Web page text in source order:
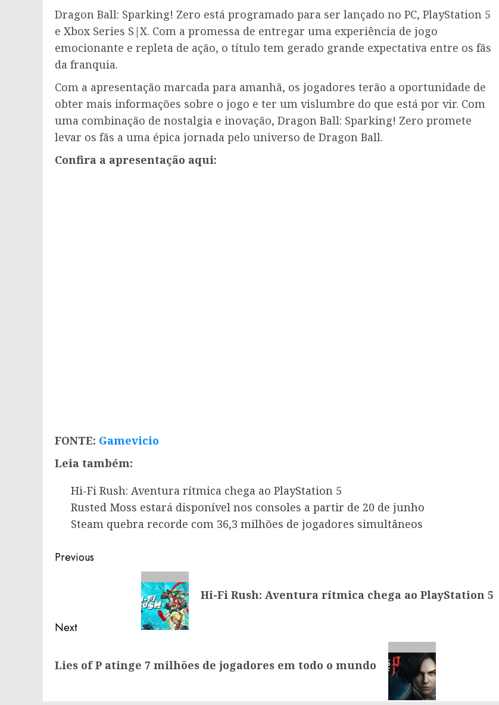
Dragon Ball: Sparking! Zero está programado para ser lançado no PC, PlayStation 5
e Xbox Series S|X. Com a promessa de entregar uma experiência de jogo
emocionante e repleta de ação, o título tem gerado grande expectativa entre os fãs
da franquia.
Com a apresentação marcada para amanhã, os jogadores terão a oportunidade de
obter mais informações sobre o jogo e ter um vislumbre do que está por vir. Com
uma combinação de nostalgia e inovação, Dragon Ball: Sparking! Zero promete
levar os fãs a uma épica jornada pelo universo de Dragon Ball.
Confira a apresentação aqui:
FONTE: Gamevicio
Leia também:
Hi-Fi Rush: Aventura rítmica chega ao PlayStation 5
Rusted Moss estará disponível nos consoles a partir de 20 de junho
Steam quebra recorde com 36,3 milhões de jogadores simultâneos
Post
Previous
Hi-Fi Rush: Aventura rítmica chega ao PlayStation 5
Next
post:
Lies of P atinge 7 milhões de jogadores em todo o mundo